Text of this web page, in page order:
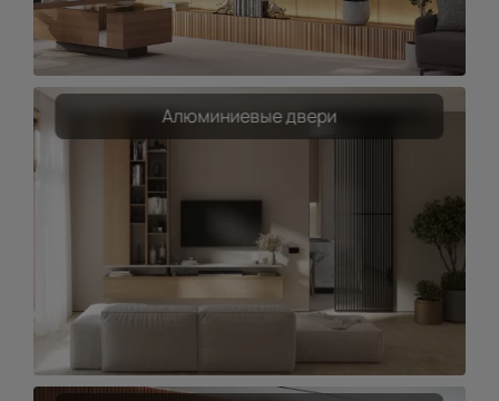
Алюминиевые двери